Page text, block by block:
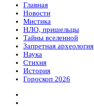
Главная
Новости
Мистика
НЛО, пришельцы
Тайны вселенной
Запретная археология
Наука
Стихия
История
Гороскоп 2026